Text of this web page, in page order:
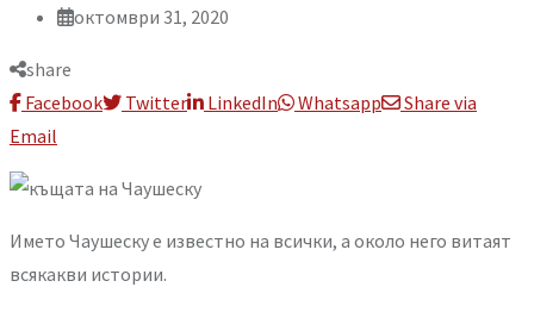
октомври 31, 2020
share
Facebook
Twitter LinkedIn Whatsapp
Share via
Email
Името Чаушеску е известно на всички, а около него витаят
всякакви истории.